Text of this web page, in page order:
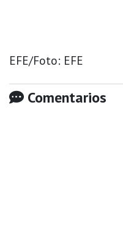
EFE/Foto: EFE
Comentarios